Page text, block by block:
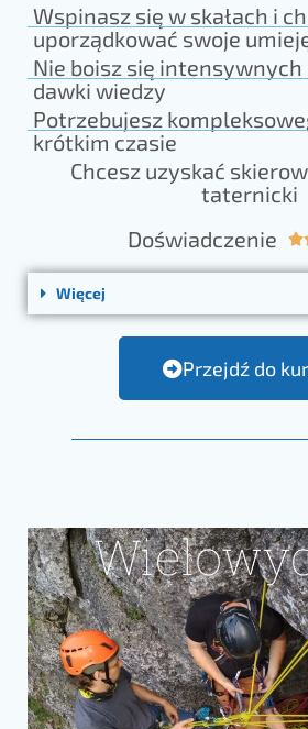
Wspinasz się w skałach i
uporządkować swoje
Nie boisz się intensywnych
dawki wiedzy
Potrzebujesz
krótkim czasie
Chcesz uzyskać
taternicki
Doświadczenie

Więcej
Przejdź do